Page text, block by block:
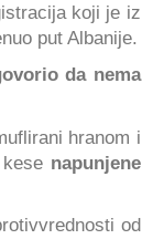
koji je iz
put Albanije.
da nema
hranom i
napunjene
od